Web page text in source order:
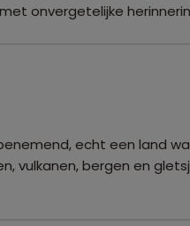
onvergetelijke
echt een land
vulkanen, bergen en